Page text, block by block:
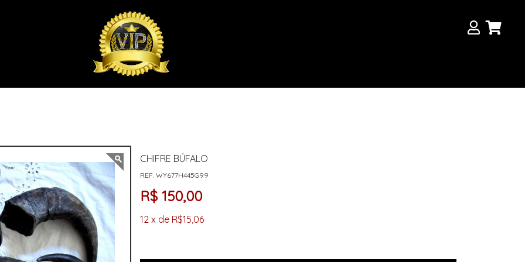
CHIFRE BÚFALO
REF. WY677H445G99
R$ 150,00
12 x de R$15,06